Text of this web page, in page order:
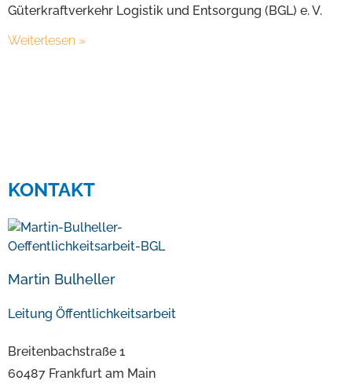
Güterkraftverkehr Logistik und Entsorgung (BGL) e. V.
Weiterlesen »
KONTAKT
Martin Bulheller
Leitung Öffentlichkeitsarbeit
Breitenbachstraße 1
60487 Frankfurt am Main